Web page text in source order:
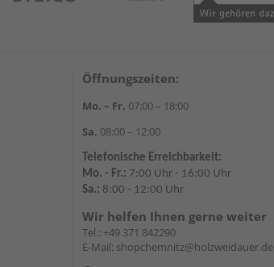
Öffnungszeiten:
Mo. – Fr. 07:00 – 18:00
Sa. 08:00 – 12:00
Telefonische Erreichbarkeit:
Mo. - Fr.: 7:00 Uhr - 16:00 Uhr
Sa.: 8:00 - 12:00 Uhr
Wir helfen Ihnen gerne weiter
Tel.: +49 371 842290
E-Mail: shopchemnitz@holzweidauer.de